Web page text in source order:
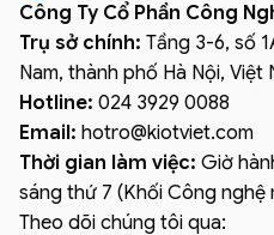
Công Ty Cổ Phần Công
Trụ sở chính: Tầng 3-6, số
Nam, thành phố Hà Nội, Việt
Hotline: 024 3929 0088
Email: hotro@kiotviet.com
Thời gian làm việc: Giờ
sáng thứ 7 (Khối Công nghệ
Theo dõi chúng tôi qua: